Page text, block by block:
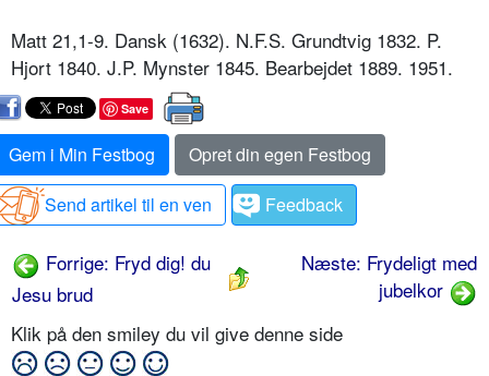
Matt 21,1-9. Dansk (1632). N.F.S. Grundtvig 1832. P.
Hjort 1840. J.P. Mynster 1845. Bearbejdet 1889. 1951.
Save
Gem i Min Festbog
Opret din egen Festbog
Send artikel til en ven
Feedback
Forrige: Fryd dig! du
Jesu brud
Næste: Frydeligt med
jubelkor
Klik på den smiley du vil give denne side